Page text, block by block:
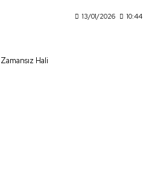
13/01/2026 10:44